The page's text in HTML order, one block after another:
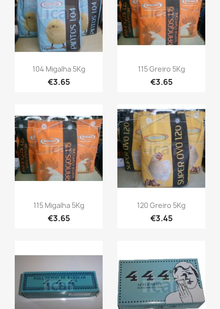
104 Migalha 5Kg
€3.65
115 Greiro 5Kg
€3.65
115 Migalha 5Kg
€3.65
120 Greiro 5Kg
€3.45